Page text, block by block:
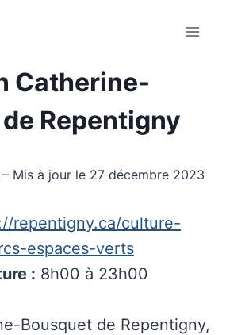
Catherine-
Repentigny
– Mis à jour le 27 décembre 2023
repentigny.ca/culture-
espaces-verts
: 8h00 à 23h00
Bousquet de Repentigny,